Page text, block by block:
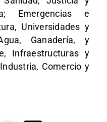
Emergencias e
Universidades y
Ganadería, y
Infraestructuras y
Comercio y